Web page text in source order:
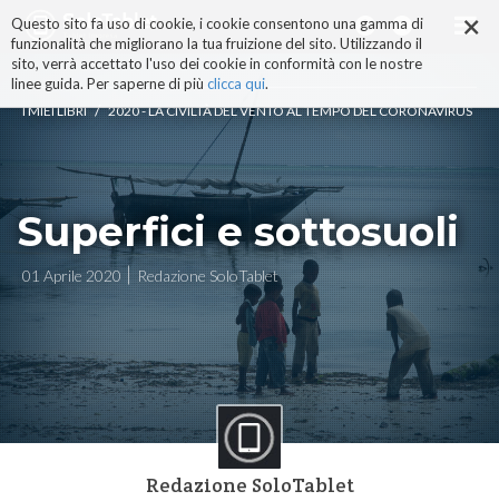
×
Questo sito fa uso di cookie, i cookie consentono una gamma di
funzionalità che migliorano la tua fruizione del sito. Utilizzando il
sito, verrà accettato l'uso dei cookie in conformità con le nostre
linee guida. Per saperne di più clicca qui.
ai
contenuti.
|
alla
navigazione
I MIEI LIBRI / 2020 - LA CIVILTÀ DEL VENTO AL TEMPO DEL CORONAVIRUS
Superfici e sottosuoli
01 Aprile 2020 Redazione SoloTablet
Redazione SoloTablet